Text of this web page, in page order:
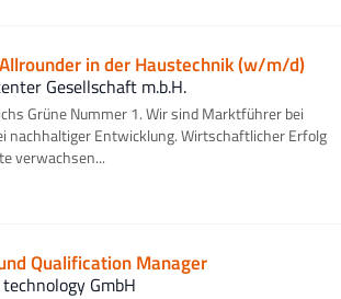
in der Haustechnik (w/m/d)
Gesellschaft m.b.H.
Grüne Nummer 1. Wir sind Marktführer bei
nachhaltiger Entwicklung. Wirtschaftlicher Erfolg
verwachsen...
Qualification Manager
GmbH